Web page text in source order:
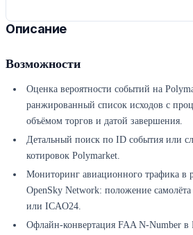
Описание
Возможности
Оценка вероятности событий на
ранжированный список исходов с
объёмом торгов и датой завершения.
Детальный поиск по ID события или
котировок Polymarket.
Мониторинг авиационного трафика в
OpenSky Network: положение
или ICAO24.
Офлайн-конвертация FAA N-Number